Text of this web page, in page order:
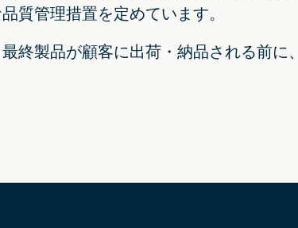
質管理措置を定めています。
終製品が顧客に出荷・納品される前に